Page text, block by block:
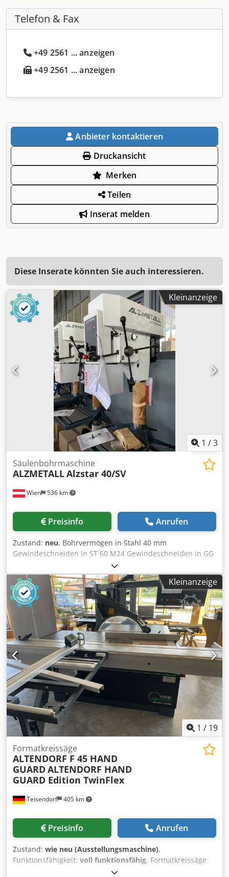
Telefon & Fax
+49 2561 ... anzeigen
+49 2561 ... anzeigen
Anbieter kontaktieren
Druckansicht
Merken
Teilen
Inserat melden
Diese Inserate könnten Sie auch interessieren.
Kleinanzeige
1 /3
Wien 536 km
Säulenbohrmaschine
ALZMETALLAlzstar 40/SV
Preisinfo Anrufen
Zustand: neu, Bohrvermögen in Stahl 40 mm
Gewindeschneiden in ST 60 M24 Gewindeschneiden in GG
20 M30 Kurzspindel MK 3 Spindeldrehzahlen - stufenlos
160 - 2250 U/min Ausladung 293 mm Säulendurchmesser
115 mm Spindelhub 120 mm Maschinentisch - nutzbare
Auflage 514 x 360 mm T-Nuten Anzahl - Breite - Abstand 2
x 14 x 224 mm Abstand Spindel-Tisch min./max. 117/701
mm Vorschub 0,10 + 0,20 mm/U Motorleistung 1,45 / 1,9
kW Maschinenhöhe ca. 1840 mm Dedpfjyvvmrex Aa Ueck
Maschinengewicht ca, 285 kg Serienmäßige Ausrüstung: -
Hauptschalter abschließbar - Pilzdrucktaster (verrastend)
für NOT-HALT - Wendeschalter für Rechts- und Linkslauf -
Motor mit Wäremeschutzkontakt - Drehzahlverstellung
stufenlos - Drehzahlanzeige digital -
Vorschubüberlastsicherung - Schutzart IP 54, Motor-
Isolationsklasse "F" (155´) - Spindelschutz mit elektrischer
Absicherung - Lackierung: DD-Strukturlack Signalweiss RAL
9003, PATRONE 7545c, schwarz
Kleinanzeige
1 / 19
Teisendorf 405 km
Formatkreissäge
ALTENDORF F 45 HAND
GUARDALTENDORF HAND
GUARD Edition TwinFlex
Preisinfo Anrufen
Zustand: wie neu (Ausstellungsmaschine),
Funktionsfähigkeit: voll funktionsfähig, Formatkreissäge
ALTENDORF HAND GUARD neuste Software 7/26 Edition